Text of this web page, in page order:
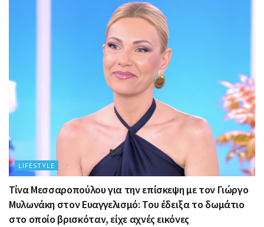
LIFESTYLE
Τίνα Μεσσαροπούλου για την επίσκεψη με τον Γιώργο
Μυλωνάκη στον Ευαγγελισμό: Του έδειξα το δωμάτιο
στο οποίο βρισκόταν, είχε αχνές εικόνες